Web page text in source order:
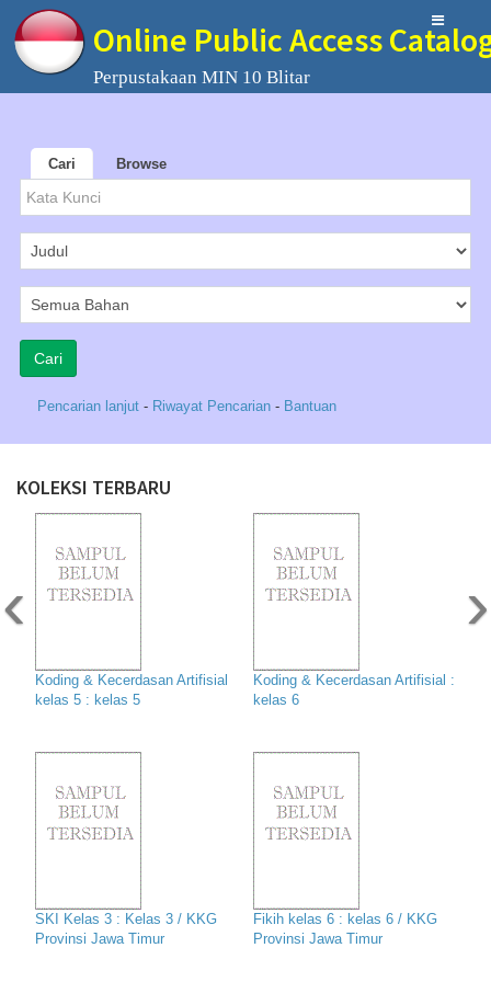
Online Public Access
Perpustakaan MIN 10 Blitar
Cari Browse
Pencarian lanjut - Riwayat Pencarian - Bantuan
KOLEKSI TERBARU
Koding & Kecerdasan Artifisial
kelas 5 : kelas 5
Koding & Kecerdasan Artifisial :
kelas 6
SKI Kelas 3 : Kelas 3 / KKG
Provinsi Jawa Timur
Fikih kelas 6 : kelas 6 / KKG
Provinsi Jawa Timur
‹ ›